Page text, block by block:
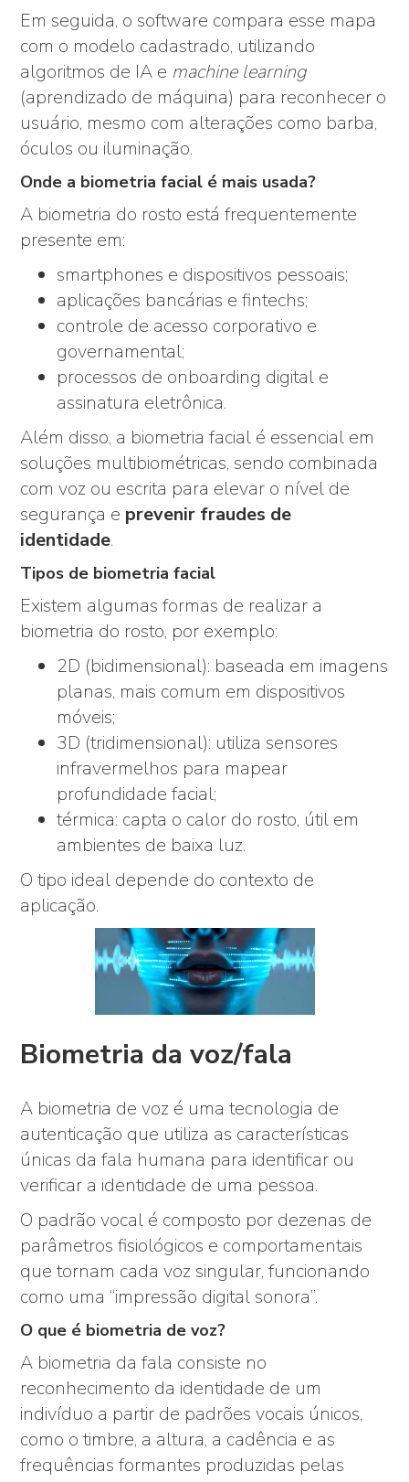
Em seguida, o software compara esse mapa
com o modelo cadastrado, utilizando
algoritmos de IA e machine learning
(aprendizado de máquina) para reconhecer o
usuário, mesmo com alterações como barba,
óculos ou iluminação.
Onde a biometria facial é mais usada?
A biometria do rosto está frequentemente
presente em:
smartphones e dispositivos pessoais;
aplicações bancárias e fintechs;
controle de acesso corporativo e
governamental;
processos de onboarding digital e
assinatura eletrônica.
Além disso, a biometria facial é essencial em
soluções multibiométricas, sendo combinada
com voz ou escrita para elevar o nível de
segurança e prevenir fraudes de
identidade.
Tipos de biometria facial
Existem algumas formas de realizar a
biometria do rosto, por exemplo:
2D (bidimensional): baseada em imagens
planas, mais comum em dispositivos
móveis;
3D (tridimensional): utiliza sensores
infravermelhos para mapear
profundidade facial;
térmica: capta o calor do rosto, útil em
ambientes de baixa luz.
O tipo ideal depende do contexto de
aplicação.
Biometria da voz/fala
A biometria de voz é uma tecnologia de
autenticação que utiliza as características
únicas da fala humana para identificar ou
verificar a identidade de uma pessoa.
O padrão vocal é composto por dezenas de
parâmetros fisiológicos e comportamentais
que tornam cada voz singular, funcionando
como uma “impressão digital sonora”.
O que é biometria de voz?
A biometria da fala consiste no
reconhecimento da identidade de um
indivíduo a partir de padrões vocais únicos,
como o timbre, a altura, a cadência e as
frequências formantes produzidas pelas